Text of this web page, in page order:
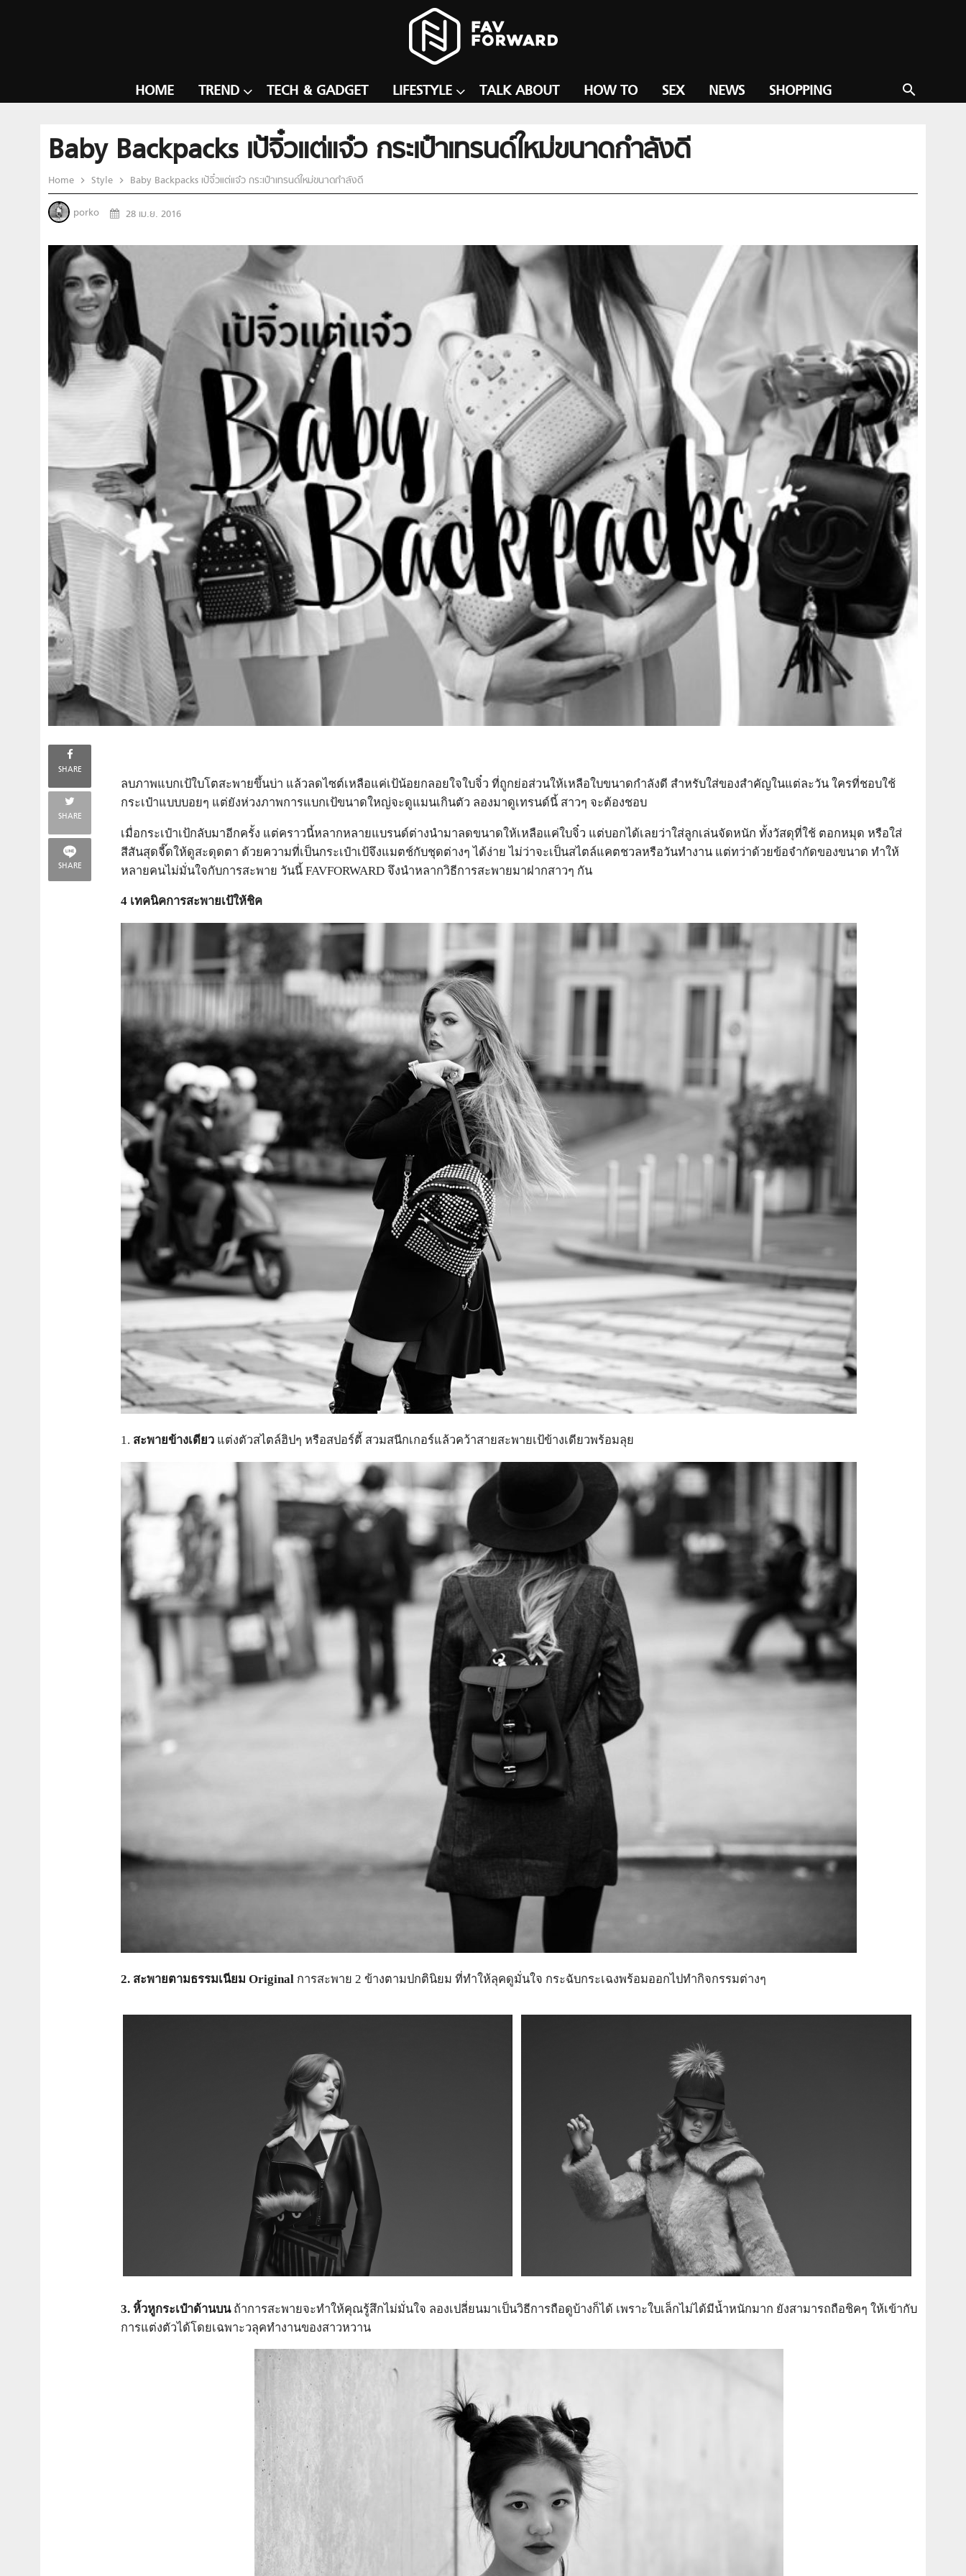
search
HOME TREND TECH & GADGET LIFESTYLE TALK ABOUT HOW TO SEX NEWS SHOPPING
Baby Backpacks เป้จิ๋วแต่แจ๋ว กระเป๋าเทรนด์ใหม่ขนาดกำลังดี
Home Style Baby Backpacks เป้จิ๋วแต่แจ๋ว กระเป๋าเทรนด์ใหม่ขนาดกำลังดี
porko 28 เม.ย. 2016
SHARE
SHARE
SHARE
ลบภาพแบกเป้ใบโตสะพายขึ้นบ่า แล้วลดไซต์เหลือแค่เป้น้อยกลอยใจใบจิ๋ว ที่ถูกย่อส่วนให้เหลือใบขนาดกำลังดี สำหรับใส่ของสำคัญในแต่ละวัน ใครที่ชอบใช้
กระเป๋าแบบบอยๆ แต่ยังห่วงภาพการแบกเป้ขนาดใหญ่จะดูแมนเกินตัว ลองมาดูเทรนด์นี้ สาวๆ จะต้องชอบ
เมื่อกระเป๋าเป้กลับมาอีกครั้ง แต่คราวนี้หลากหลายแบรนด์ต่างนำมาลดขนาดให้เหลือแค่ใบจิ๋ว แต่บอกได้เลยว่าใส่ลูกเล่นจัดหนัก ทั้งวัสดุที่ใช้ ตอกหมุด หรือใส่
สีสันสุดจี๊ดให้ดูสะดุดตา ด้วยความที่เป็นกระเป๋าเป้จึงแมตช์กับชุดต่างๆ ได้ง่าย ไม่ว่าจะเป็นสไตล์แคตชวลหรือวันทำงาน แต่ทว่าด้วยข้อจำกัดของขนาด ทำให้
หลายคนไม่มั่นใจกับการสะพาย วันนี้ FAVFORWARD จึงนำหลากวิธีการสะพายมาฝากสาวๆ กัน
4 เทคนิคการสะพายเป้ให้ชิค
1. สะพายข้างเดียว แต่งตัวสไตล์ฮิปๆ หรือสปอร์ตี้ สวมสนีกเกอร์แล้วคว้าสายสะพายเป้ข้างเดียวพร้อมลุย
2. สะพายตามธรรมเนียม Original การสะพาย 2 ข้างตามปกตินิยม ที่ทำให้ลุคดูมั่นใจ กระฉับกระเฉงพร้อมออกไปทำกิจกรรมต่างๆ
3. หิ้วหูกระเป๋าด้านบนถ้าการสะพายจะทำให้คุณรู้สึกไม่มั่นใจ ลองเปลี่ยนมาเป็นวิธีการถือดูบ้างก็ได้ เพราะใบเล็กไม่ได้มีน้ำหนักมาก ยังสามารถถือชิคๆ ให้เข้ากับ
การแต่งตัวได้โดยเฉพาะวลุคทำงานของสาวหวาน